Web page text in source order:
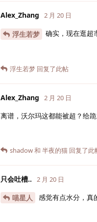
Alex_Zhang 2 月 20 日
浮生若梦 确实，现在逛超
浮生若梦 回复了此帖
Alex_Zhang 2 月 20 日
离谱，沃尔玛这都能被超？给
shadow和 半夜的猫 回复了此
只会吐槽.. 2 月 20 日
喵星人 感觉有点水分，真